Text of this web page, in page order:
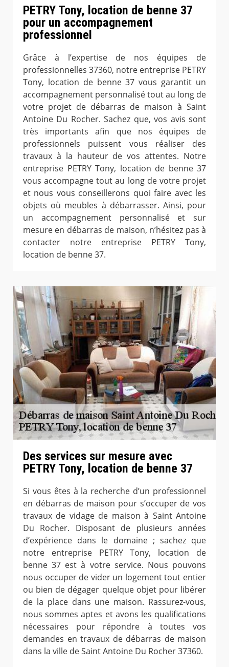
PETRY Tony, location de benne 37
pour un accompagnement
professionnel
Grâce à l’expertise de nos équipes de
professionnelles 37360, notre entreprise PETRY
Tony, location de benne 37 vous garantit un
accompagnement personnalisé tout au long de
votre projet de débarras de maison à Saint
Antoine Du Rocher. Sachez que, vos avis sont
très importants afin que nos équipes de
professionnels puissent vous réaliser des
travaux à la hauteur de vos attentes. Notre
entreprise PETRY Tony, location de benne 37
vous accompagne tout au long de votre projet
et nous vous conseillerons quoi faire avec les
objets où meubles à débarrasser. Ainsi, pour
un accompagnement personnalisé et sur
mesure en débarras de maison, n’hésitez pas à
contacter notre entreprise PETRY Tony,
location de benne 37.
Des services sur mesure avec
PETRY Tony, location de benne 37
Si vous êtes à la recherche d’un professionnel
en débarras de maison pour s’occuper de vos
travaux de vidage de maison à Saint Antoine
Du Rocher. Disposant de plusieurs années
d’expérience dans le domaine ; sachez que
notre entreprise PETRY Tony, location de
benne 37 est à votre service. Nous pouvons
nous occuper de vider un logement tout entier
ou bien de dégager quelque objet pour libérer
de la place dans une maison. Rassurez-vous,
nous sommes aptes et avons les qualifications
nécessaires pour répondre à toutes vos
demandes en travaux de débarras de maison
dans la ville de Saint Antoine Du Rocher 37360.